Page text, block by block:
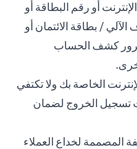
أو رقم البطاقة أو
/ بطاقة الائتمان أو
كشف الحساب
الخاصة بك ولا تكتفي
تسجيل الخروج لضمان
المصممة لخداع العملاء